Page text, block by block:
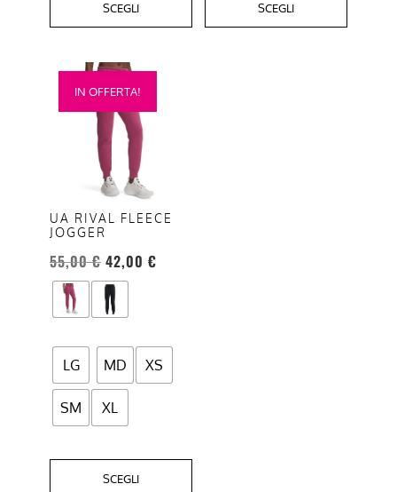
SCEGLI SCEGLI
IN OFFERTA!
UA RIVAL FLEECE
JOGGER
55,00€ 42,00 €
LG MD XS
SM XL
SCEGLI
Questo
prodotto
varianti.
opzioni
possono
essere
scelte
nella
del
prodotto